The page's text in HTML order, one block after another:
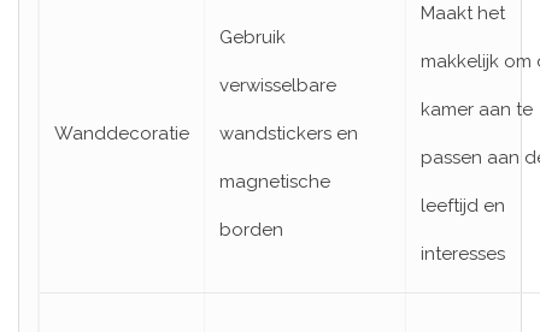
Wanddecoratie
Gebruik
verwisselbare
wandstickers en
magnetische
borden
Maakt het
makkelijk om
kamer aan te
passen aan
leeftijd en
interesses